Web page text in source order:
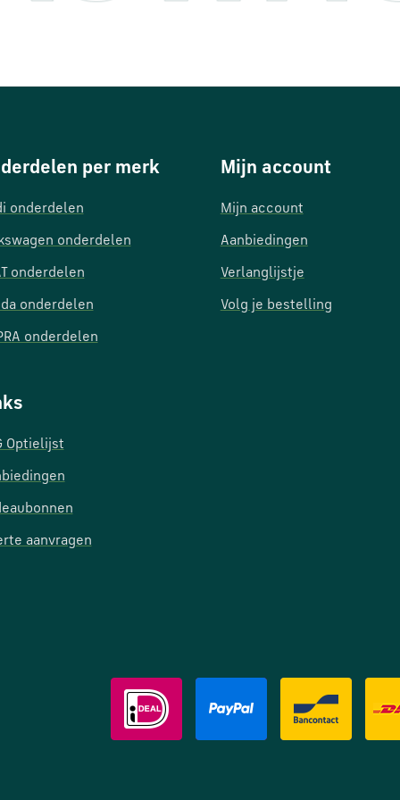
per merk
onderdelen
onderdelen
onderdelen
onderdelen
onderdelen
Optielijst
aanvragen
Mijn account
Mijn account
Aanbiedingen
Verlanglijstje
Volg je bestelling